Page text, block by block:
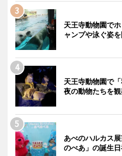
天王寺動物園で
ャンプや泳ぐ姿
天王寺動物園で
夜の動物たちを
あべのハルカス
のべあ」の誕生日